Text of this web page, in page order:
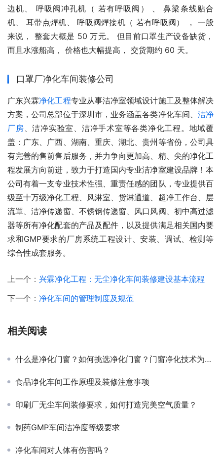
边机、 呼吸阀冲孔机（ 若有呼吸阀） 、 鼻梁条线贴合
机、 耳带点焊机、 呼吸阀焊接机（ 若有呼吸阀） ， 一般
来说， 整套大概是 50 万元。 但目前口罩生产设备缺货，
而且水涨船高， 价格也大幅提高， 交货期约 60 天。
口罩厂净化车间装修公司
广东兴霖净化工程专业从事洁净室领域设计施工及整体解决
方案，公司总部位于深圳市，业务涵盖各类净化车间、 洁净
厂房 、洁净实验室、洁净手术室等各类净化工程。地域覆
盖：广东、广西、湖南、重庆、湖北、贵州等省份，公司具
有完善的售前售后服务，并力争向更加高、精、尖的净化工
程发展方向前进，致力于打造国内专业洁净室建设品牌！本
公司有着一支专业技术性强、重责任感的团队，专业提供百
级至十万级净化工程、风淋室、货淋通道、超净工作台、层
流罩、洁净传递窗、不锈钢传递窗、风口风阀、初中高过滤
器等所有净化配套的产品及配件，以及提供满足相关国内要
求和GMP要求的厂房系统工程设计、安装、调试、检测等
综合性成套服务。
上一个： 兴霖净化工程：无尘净化车间装修建设基本流程
下一个： 净化车间的管理制度及规范
相关阅读
什么是净化门窗？如何挑选净化门窗？门窗净化技术为您揭秘
食品净化车间工作原理及装修注意事项
印刷厂无尘车间装修要求，如何打造完美空气质量？
制药GMP车间洁净度等级要求
净化车间对人体有伤害吗？